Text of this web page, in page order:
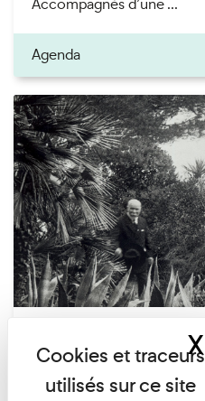
Agenda
Qui êtes-vous
Exposition permanente
X